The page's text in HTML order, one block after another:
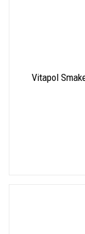
Vitapol